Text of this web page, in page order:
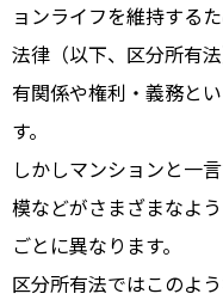
ョンライフを維持する
法律（以下、区分所有
有関係や権利・義務と
す。
しかしマンションと一
模などがさまざまなよ
ごとに異なります。
区分所有法ではこのよ